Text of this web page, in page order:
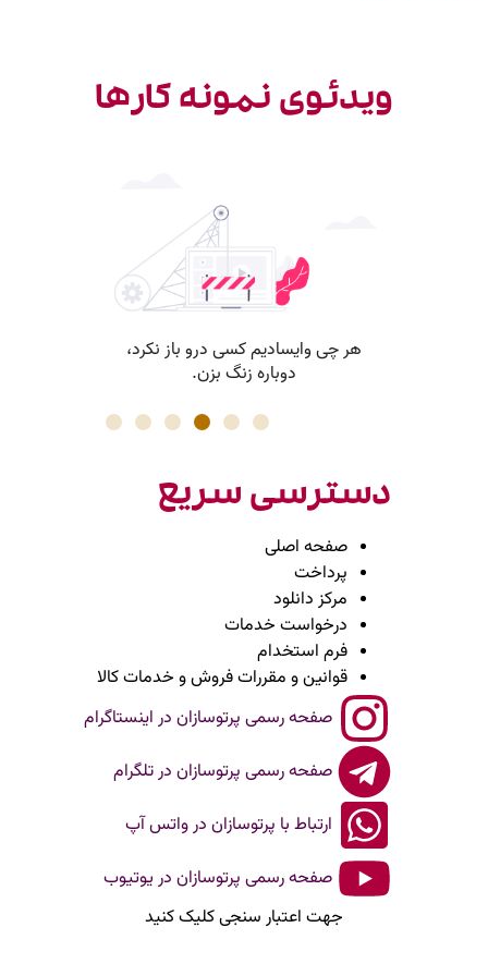
ویدئوی نمونه کارها
دسترسی سریع
صفحه اصلی
پرداخت
مرکز دانلود
درخواست خدمات
فرم استخدام
قوانین و مقررات فروش و خدمات کالا
صفحه رسمی پرتوسازان در اینستاگرام
صفحه رسمی پرتوسازان در تلگرام
ارتباط با پرتوسازان در واتس آپ
صفحه رسمی پرتوسازان در یوتیوب
جهت اعتبار سنجی کلیک کنید